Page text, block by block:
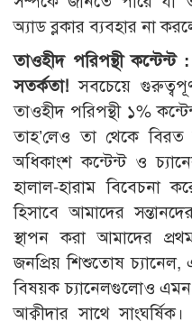
অ্যাড ব্লকার ব্যবহার না
তাওহীদ পরিপন্থী
সতর্কতা!সবচেয়ে
তাওহীদ পরিপন্থী ১%
তাহ’লেও তা থেকে বিরত
অধিকাংশ কন্টেন্ট ও
হালাল-হারাম বিবেচনা
হিসাবে আমাদের
স্থাপন করা আমাদের
জনপ্রিয় শিশুতোষ চ্যানেল,
বিষয়ক চ্যানেলগুলোও এমন
আক্বীদার সাথে